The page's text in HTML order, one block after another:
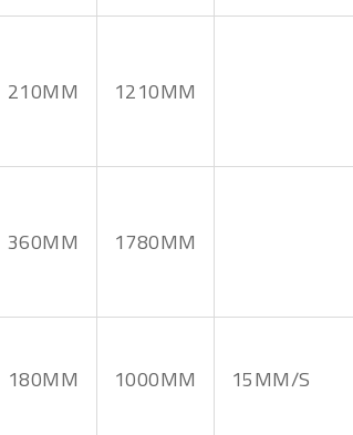
210MM 1210MM
360MM 1780MM
180MM 1000MM 15MM/S